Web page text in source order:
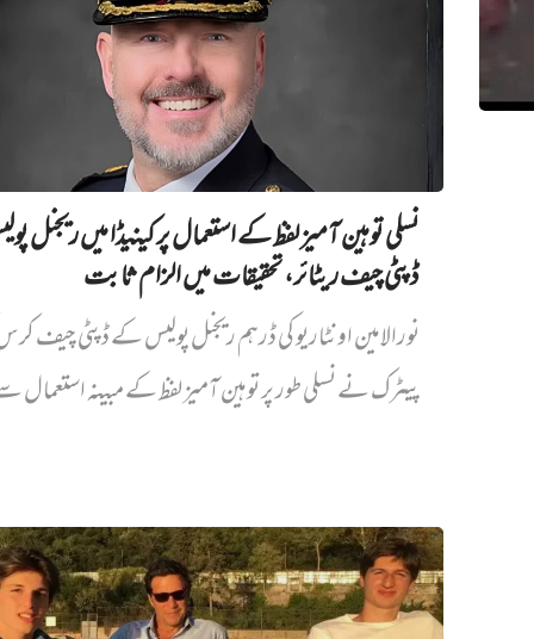
نسلی توہین آمیز لفظ کے استعمال پر کینیڈا میں ریجنل
ڈپٹی چیف ریٹائر، تحقیقات میں الزام ثابت
نورالامین اونٹاریو کی ڈرہم ریجنل پولیس کے ڈپٹی چیف
پیٹرک نے نسلی طور پر توہین آمیز لفظ کے مبینہ